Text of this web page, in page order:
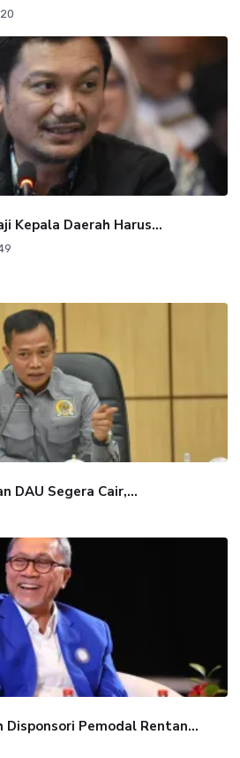
Kepala Daerah Harus...
DAU Segera Cair,...
Disponsori Pemodal Rentan...